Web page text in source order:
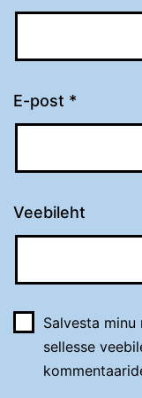
E-post *
Veebileht
Salvesta
sellesse